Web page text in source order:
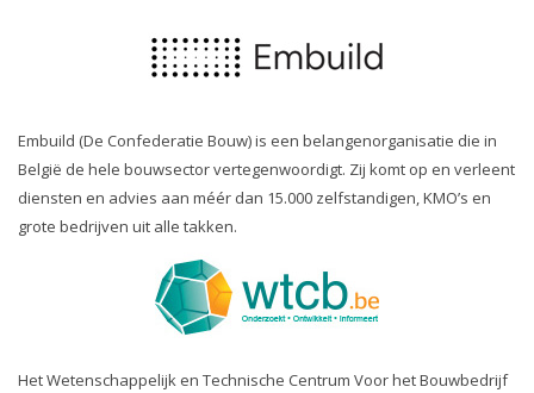
Embuild (De Confederatie Bouw) is een belangenorganisatie die in
België de hele bouwsector vertegenwoordigt. Zij komt op en verleent
diensten en advies aan méér dan 15.000 zelfstandigen, KMO’s en
grote bedrijven uit alle takken.
Het Wetenschappelijk en Technische Centrum Voor het Bouwbedrijf